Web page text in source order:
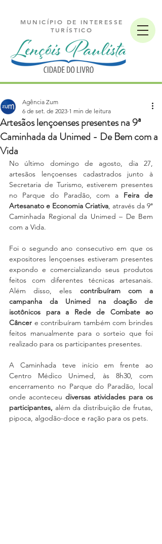
MUNICÍPIO DE INTERESSE
TURÍSTICO
Artesãos lençoenses presentes na 9ª
Caminhada da Unimed - De Bem com a
Vida
Agência Zum
6 de set. de 2023 1 min de leitura
No último domingo de agosto, dia 27,
artesãos lençoenses cadastrados junto à
Secretaria de Turismo, estiverem presentes
no Parque do Paradão, com a Feira de
Artesanato e Economia Criativa, através da 9ª
Caminhada Regional da Unimed – De Bem
com a Vida.
Foi o segundo ano consecutivo em que os
expositores lençoenses estiveram presentes
expondo e comercializando seus produtos
feitos com diferentes técnicas artesanais.
Além disso, eles contribuíram com a
campanha da Unimed na doação de
isotônicos para a Rede de Combate ao
Câncer e contribuíram também com brindes
feitos manualmente para o sorteio que foi
realizado para os participantes presentes.
A Caminhada teve início em frente ao
Centro Médico Unimed, às 8h30, com
encerramento no Parque do Paradão, local
onde aconteceu diversas atividades para os
participantes, além da distribuição de frutas,
pipoca, algodão-doce e ração para os pets.